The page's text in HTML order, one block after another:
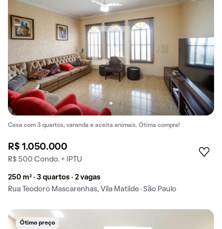
Casa com 3 quartos, varanda e aceita animais. Ótima compra!
R$ 1.050.000
R$ 500 Condo. + IPTU
250 m² · 3 quartos · 2 vagas
Rua Teodoro Mascarenhas, Vila Matilde · São Paulo
Ótimo preço